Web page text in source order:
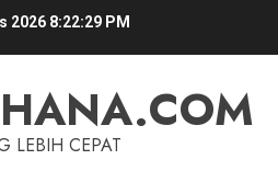
2026 8:22:30 PM
LEBIH CEPAT